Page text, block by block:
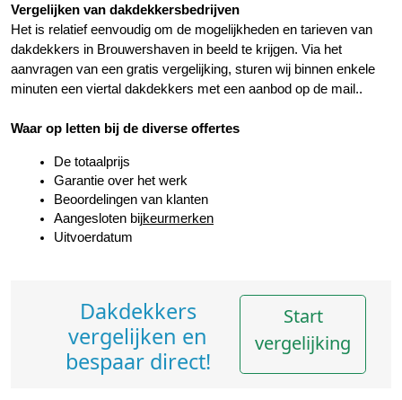
Vergelijken van dakdekkersbedrijven
Het is relatief eenvoudig om de mogelijkheden en tarieven van
dakdekkers in Brouwershaven in beeld te krijgen. Via het
aanvragen van een gratis vergelijking, sturen wij binnen enkele
minuten een viertal dakdekkers met een aanbod op de mail..
Waar op letten bij de diverse offertes
De totaalprijs
Garantie over het werk
Beoordelingen van klanten
Aangesloten bijkeurmerken
Uitvoerdatum
Dakdekkers
vergelijken en
bespaar direct!
Start
vergelijking